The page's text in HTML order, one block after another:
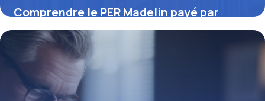
Comprendre le PER Madelin payé par
l’entreprise : fonctionnement, enjeux et
fiscalité